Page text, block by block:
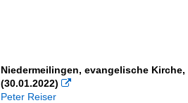
Niedermeilingen, evangelische
(30.01.2022) 
Peter Reiser